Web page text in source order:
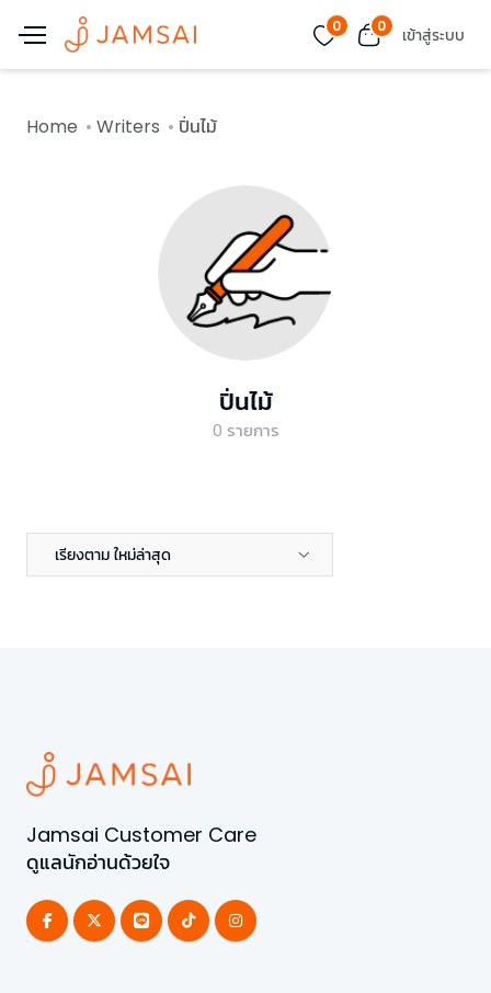
0 0 เข้าสู่ระบบ
Home Writers ปิ่นไม้
ปิ่นไม้
0 รายการ
เรียงตาม ใหม่ล่าสุด
Jamsai Customer Care
ดูแลนักอ่านด้วยใจ